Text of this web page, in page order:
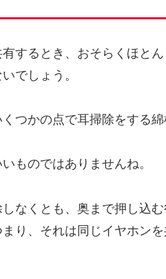
するとき、おそらくほと
でしょう。
つかの点で耳掃除をする綿
ものではありませんね。
なくとも、奥まで押し込
り、それは同じイヤホン